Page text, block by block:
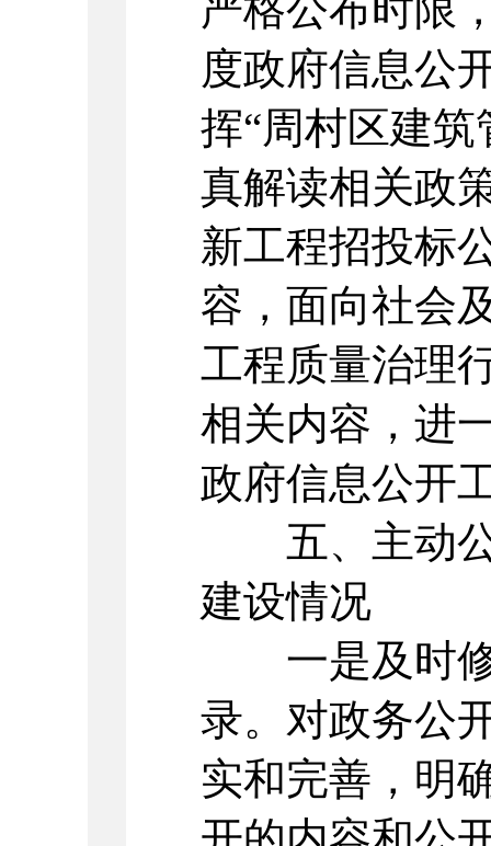
度政府信息公
挥“周村区建
真解读相关政
新工程招投标
容，面向社会
工程质量治理
相关内容，进
政府信息公开
五、主动公
建设情况
一是及时修
录。对政务公
实和完善，明